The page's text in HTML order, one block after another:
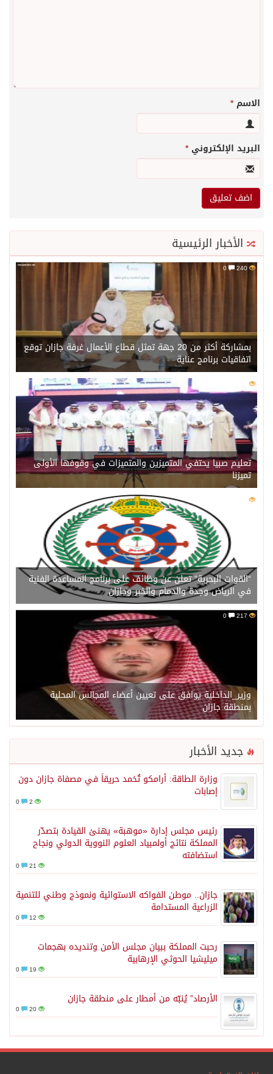
الاسم*
البريد الإلكتروني*
الأخبار الرئيسية
240
بمشاركة أكثر من 20 جهة تمثل قطاع الأعمال غرفة جازان توقع
اتفاقيات برنامج عناية
221
تعليم صبيا يحتفي المتميزين والمتميزات في وقوفها الأولى
تميزنا
216
“القوات البحرية” تعلن عن وظائف على برنامج المساعدة الفنية
في الرياض وجدة والدمام والخبر وجازان
217
وزير_الداخلية يوافق على تعيين أعضاء المجالس المحلية
بمنطقة جازان
جديد الأخبار
وزارة الطاقة: أرامكو تُخمد حريقاً في مصفاة جازان دون
إصابات
2
رئيس مجلس إدارة «موهبة» يهنئ القيادة بتصدّر
المملكة نتائج أولمبياد العلوم النووية الدولي ونجاح
استضافته
21
جازان.. موطن الفواكه الاستوائية ونموذج وطني للتنمية
الزراعية المستدامة
12
رحبت المملكة ببيان مجلس الأمن وتنديده بهجمات
ميليشيا الحوثي الإرهابية
19
الأرصاد” يُنبّه من أمطار على منطقة جازان
20